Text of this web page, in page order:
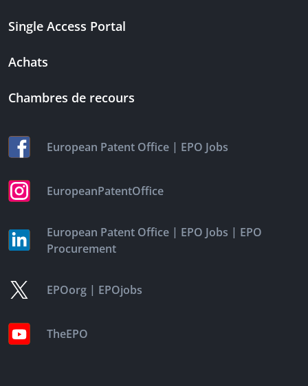
Single Access Portal
Achats
Chambres de recours
European Patent Office | EPO Jobs
EuropeanPatentOffice
European Patent Office | EPO Jobs | EPO
Procurement
EPOorg | EPOjobs
TheEPO